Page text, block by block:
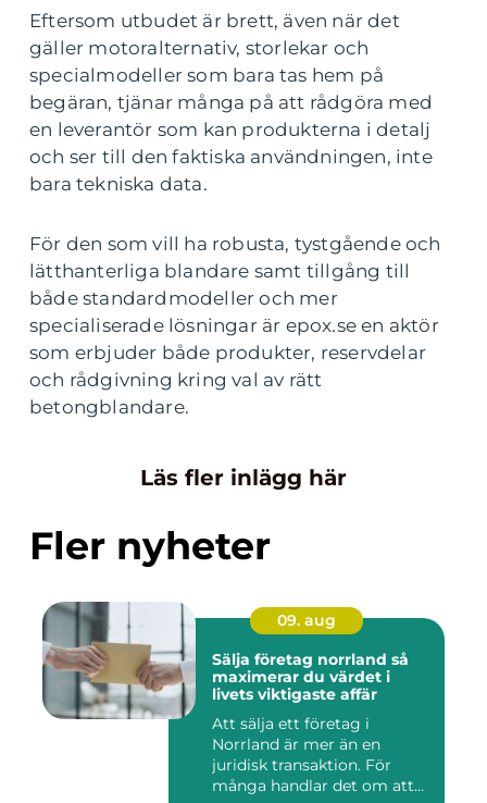
Eftersom utbudet är brett, även när det
gäller motoralternativ, storlekar och
specialmodeller som bara tas hem på
begäran, tjänar många på att rådgöra med
en leverantör som kan produkterna i detalj
och ser till den faktiska användningen, inte
bara tekniska data.
För den som vill ha robusta, tystgående och
lätthanterliga blandare samt tillgång till
både standardmodeller och mer
specialiserade lösningar är epox.se en aktör
som erbjuder både produkter, reservdelar
och rådgivning kring val av rätt
betongblandare.
Läs fler inlägg här
Fler nyheter
09. aug
Sälja företag norrland så
maximerar du värdet i
livets viktigaste affär
Att sälja ett företag i
Norrland är mer än en
juridisk transaktion. För
många handlar det om att